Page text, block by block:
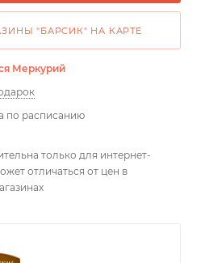
"БАРСИК" НА КАРТЕ
Меркурий
по расписанию
только для интернет-
отличаться от цен в